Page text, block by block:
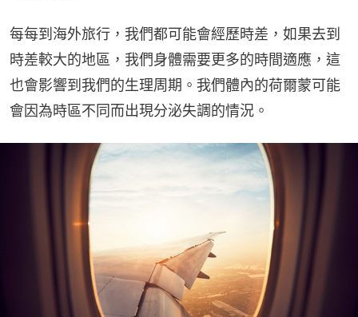
每每到海外旅行，我們都可能會經歷時差，如果去到
時差較大的地區，我們身體需要更多的時間適應，這
也會影響到我們的生理周期。我們體內的荷爾蒙可能
會因為時區不同而出現分泌失調的情況。